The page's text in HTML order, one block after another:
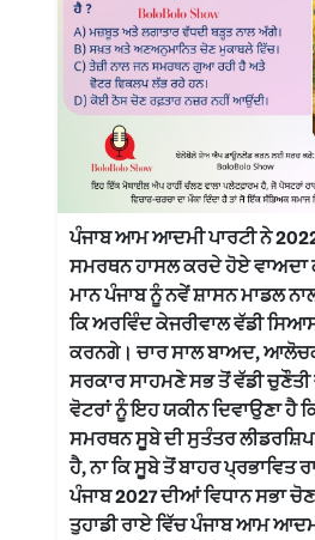
ਪੰਜਾਬ ਆਮ ਆਦਮੀ ਪਾਰਟੀ ਨੇ
ਸਮਰਥਨ ਹਾਸਲ ਕਰਦੇ ਹੋਏ ਵਾਅਦਾ
ਮਾਨ ਪੰਜਾਬ ਨੂੰ ਨਵੇਂ ਸ਼ਾਸਨ ਮਾਡਲ
ਕਿ ਅਰਵਿੰਦ ਕੇਜਰੀਵਾਲ ਵੱਡੀ
ਕਰਨਗੇ। ਚਾਰ ਸਾਲ ਬਾਅਦ,
ਸਰਕਾਰ ਸਾਹਮਣੇ ਸਭ ਤੋਂ ਵੱਡੀ ਚੁਣੌਤੀ
ਵੋਟਰਾਂ ਨੂੰ ਇਹ ਯਕੀਨ ਦਿਵਾਉਣਾ ਹੈ
ਸਮਰਥਨ ਸੂਬੇ ਦੀ ਸੁਤੰਤਰ
ਹੈ, ਨਾ ਕਿ ਸੂਬੇ ਤੋਂ ਬਾਹਰ ਪ੍ਰਭਾਵਿਤ
ਪੰਜਾਬ 2027 ਦੀਆਂ ਵਿਧਾਨ ਸਭਾ
ਤੁਹਾਡੀ ਰਾਏ ਵਿੱਚ ਪੰਜਾਬ ਆਮ